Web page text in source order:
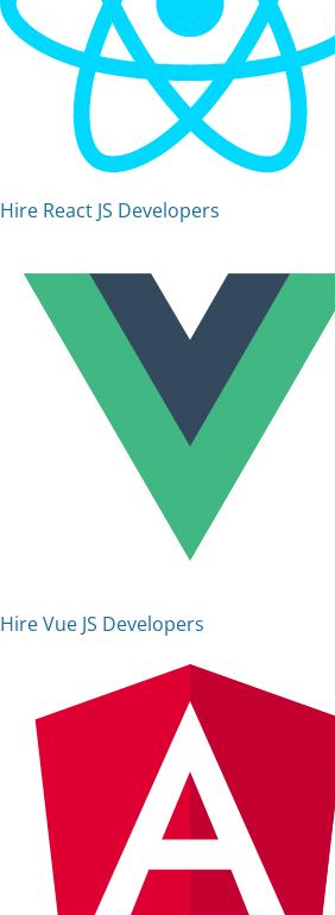
Hire React JS Developers
Hire Vue JS Developers